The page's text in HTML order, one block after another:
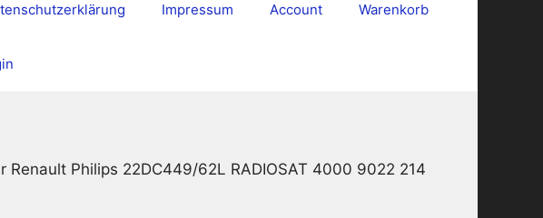
Impressum Account Warenkorb
Renault Philips 22DC449/62L RADIOSAT 4000 9022 214